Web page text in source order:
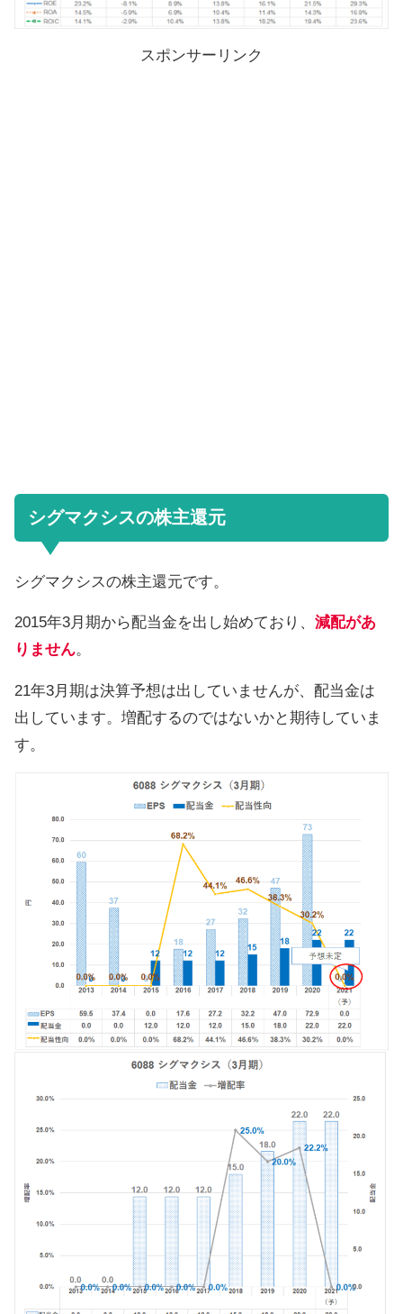
スポンサーリンク
シグマクシスの株主還元
シグマクシスの株主還元です。
2015年3月期から配当金を出し始めており、 減配があ
りません。
21年3月期は決算予想は出していませんが、配当金は
出しています。増配するのではないかと期待していま
す。